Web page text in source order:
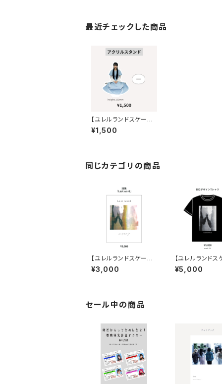
最近チェックした商品
【ユレルランドスケープ】
雅春奈・アクリルスタン
ド
¥1,500
同じカテゴリの商品
【ユレルランドスケープ】
詩集 「Last word」
¥3,000
【ユレルランドス
BIGデザインTシ
¥5,000
セール中の商品